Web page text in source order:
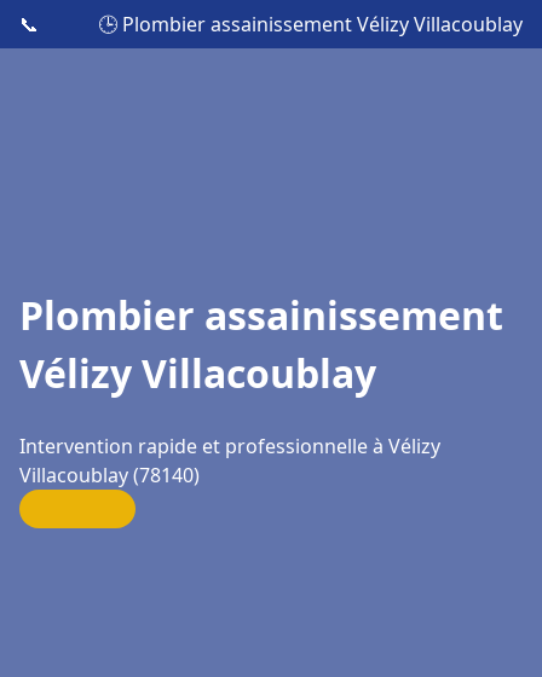
📞 🕒 Plombier assainissement Vélizy Villacoublay
Plombier assainissement
Vélizy Villacoublay
Intervention rapide et professionnelle à Vélizy
Villacoublay (78140)